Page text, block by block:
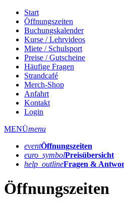
Start
Öffnungszeiten
Buchungskalender
Kurse / Lehrvideos
Miete / Schulsport
Preise / Gutscheine
Häufige Fragen
Strandcafé
Merch-Shop
Anfahrt
Kontakt
Login
MENÜmenu
eventÖffnungs­zeiten
euro_symbolPreis­übersicht
help_outlineFragen &
Öffnungszeiten